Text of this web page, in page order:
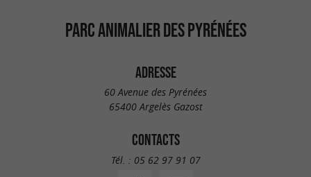
PARC ANIMALIER DES PYRÉNÉES
ADRESSE
60 Avenue des Pyrénées
65400 Argelès Gazost
CONTACTS
Tél. : 05 62 97 91 07